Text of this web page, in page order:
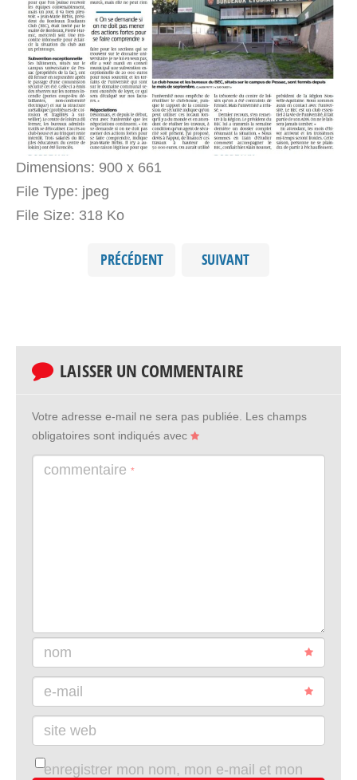
Dimensions: 900 x 661
File Type: jpeg
File Size: 318 Ko
PRÉCÉDENT SUIVANT
LAISSER UN COMMENTAIRE
Votre adresse e-mail ne sera pas publiée. Les champs
obligatoires sont indiqués avec
commentaire *
nom
e-mail
site web
enregistrer mon nom, mon e-mail et mon